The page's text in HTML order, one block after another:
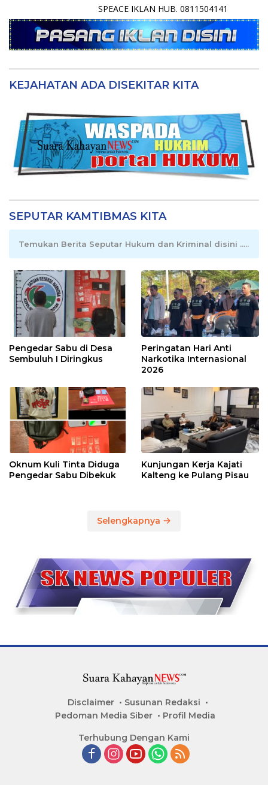
SPEACE IKLAN HUB. 0811504141
KEJAHATAN ADA DISEKITAR KITA
SEPUTAR KAMTIBMAS KITA
Temukan Berita Seputar Hukum dan Kriminal disini .....
Pengedar Sabu di Desa
Sembuluh I Diringkus
Peringatan Hari Anti
Narkotika Internasional
2026
Oknum Kuli Tinta Diduga
Pengedar Sabu Dibekuk
Kunjungan Kerja Kajati
Kalteng ke Pulang Pisau
Selengkapnya
Disclaimer
Susunan Redaksi
Pedoman Media Siber
Profil Media
Terhubung Dengan Kami